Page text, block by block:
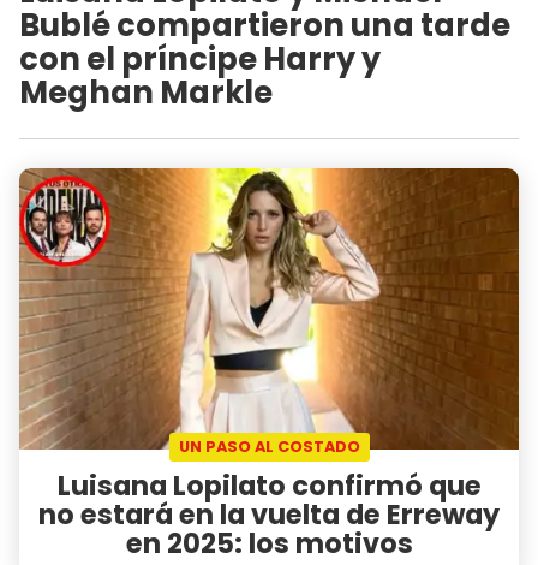
Bublé compartieron una tarde
con el príncipe Harry y
Meghan Markle
UN PASO AL COSTADO
Luisana Lopilato confirmó que
no estará en la vuelta de Erreway
en 2025: los motivos